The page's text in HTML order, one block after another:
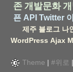
존 개발문화
픈 API Twitter
제주 블로그 나
WordPress Ajax
Theme | #위로 |